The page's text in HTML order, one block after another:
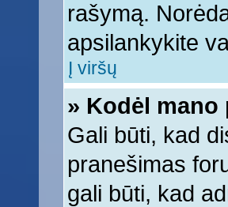
rašymą.
apsilankykite
Į viršų
» Kodėl
Gali būti, kad
pranešimas
gali būti, kad